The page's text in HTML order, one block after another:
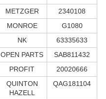
METZGER
2340108
MONROE
G1080
NK
63335633
OPEN PARTS
SAB811432
PROFIT
20020666
QUINTON
HAZELL
QAG181104